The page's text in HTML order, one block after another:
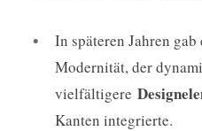
In späteren Jahren
Modernität, der
vielfältigere
Kanten integrierte.